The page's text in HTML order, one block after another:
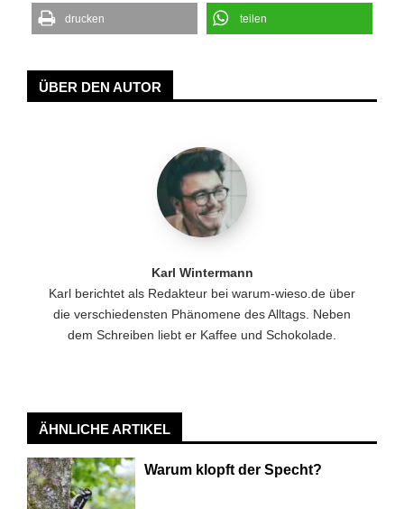
drucken teilen
ÜBER DEN AUTOR
Karl Wintermann
Karl berichtet als Redakteur bei warum-wieso.de über
die verschiedensten Phänomene des Alltags. Neben
dem Schreiben liebt er Kaffee und Schokolade.
ÄHNLICHE ARTIKEL
Warum klopft der Specht?